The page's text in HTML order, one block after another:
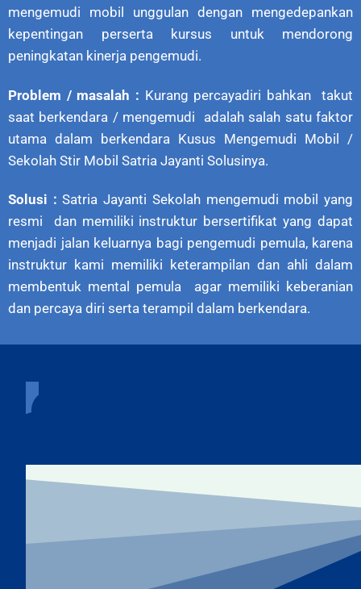
mengemudi mobil unggulan dengan mengedepankan
kepentingan perserta kursus untuk mendorong
peningkatan kinerja pengemudi.
Problem / masalah : Kurang percayadiri bahkan takut
saat berkendara / mengemudi adalah salah satu faktor
utama dalam berkendara Kusus Mengemudi Mobil /
Sekolah Stir Mobil Satria Jayanti Solusinya.
Solusi : Satria Jayanti Sekolah mengemudi mobil yang
resmi dan memiliki instruktur bersertifikat yang dapat
menjadi jalan keluarnya bagi pengemudi pemula, karena
instruktur kami memiliki keterampilan dan ahli dalam
membentuk mental pemula agar memiliki keberanian
dan percaya diri serta terampil dalam berkendara.